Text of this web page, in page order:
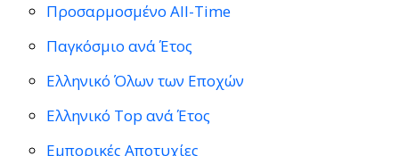
Προσαρμοσμένο All-Time
Παγκόσμιο ανά Έτος
Ελληνικό Όλων των Εποχών
Ελληνικό Top ανά Έτος
Εμπορικές Αποτυχίες